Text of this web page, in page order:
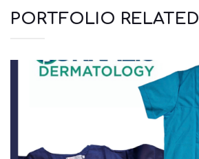
PORTFOLIO RELATED